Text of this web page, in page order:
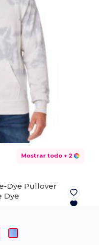
Mostrar todo + 2
Dye Pullover
Dye